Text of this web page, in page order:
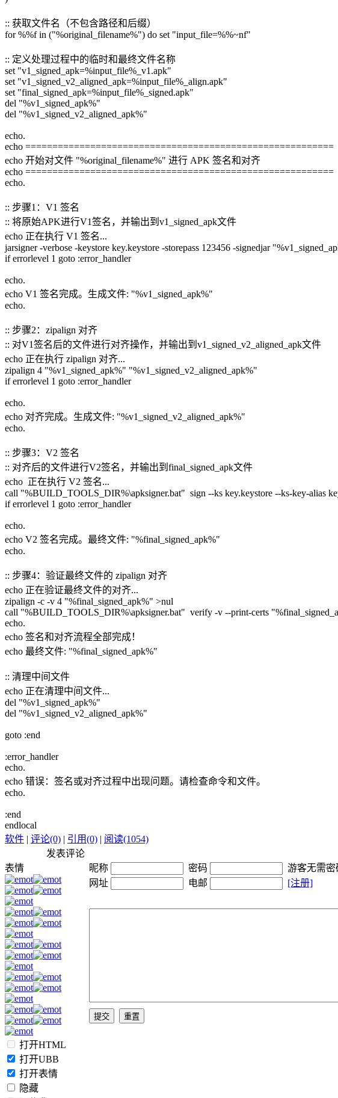
:: 获取文件名（不包含路径和后缀）
for %%f in ("%original_filename%") do set "input_file=%%~nf"
:: 定义处理过程中的临时和最终文件名称
set "v1_signed_apk=%input_file%_v1.apk"
set "v1_signed_v2_aligned_apk=%input_file%_align.apk"
set "final_signed_apk=%input_file%_signed.apk"
del "%v1_signed_apk%"
del "%v1_signed_v2_aligned_apk%"
echo.
echo =========================================================
echo 开始对文件 "%original_filename%" 进行 APK 签名和对齐
echo =========================================================
echo.
:: 步骤1：V1 签名
:: 将原始APK进行V1签名，并输出到v1_signed_apk文件
echo 正在执行 V1 签名...
jarsigner -verbose -keystore key.keystore -storepass 123456 -signedjar
if errorlevel 1 goto :error_handler
echo.
echo V1 签名完成。生成文件: "%v1_signed_apk%"
echo.
:: 步骤2：zipalign 对齐
:: 对V1签名后的文件进行对齐操作，并输出到v1_signed_v2_aligned_apk文件
echo 正在执行 zipalign 对齐...
zipalign 4 "%v1_signed_apk%" "%v1_signed_v2_aligned_apk%"
if errorlevel 1 goto :error_handler
echo.
echo 对齐完成。生成文件: "%v1_signed_v2_aligned_apk%"
echo.
:: 步骤3：V2 签名
:: 对齐后的文件进行V2签名，并输出到final_signed_apk文件
echo 正在执行 V2 签名...
call "%BUILD_TOOLS_DIR%\apksigner.bat" sign --ks key.keystore --ks-key-alias
if errorlevel 1 goto :error_handler
echo.
echo V2 签名完成。最终文件: "%final_signed_apk%"
echo.
:: 步骤4：验证最终文件的 zipalign 对齐
echo 正在验证最终文件的对齐...
zipalign -c -v 4 "%final_signed_apk%" >nul
call "%BUILD_TOOLS_DIR%\apksigner.bat" verify -v --print-certs
echo.
echo 签名和对齐流程全部完成！
echo 最终文件: "%final_signed_apk%"
:: 清理中间文件
echo 正在清理中间文件...
del "%v1_signed_apk%"
del "%v1_signed_v2_aligned_apk%"
goto :end
:error_handler
echo.
echo 错误：签名或对齐过程中出现问题。请检查命令和文件。
echo.
:end
endlocal
软件 | 评论(0) | 引用(0) | 阅读(1054)
发表评论
表情
打开HTML
打开UBB
打开表情
隐藏
昵称 密码
游客无需密
网址
电邮 [注册]